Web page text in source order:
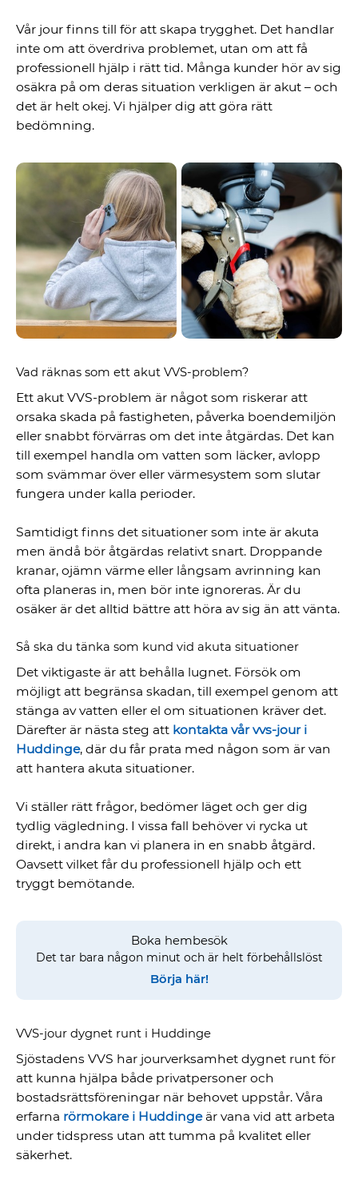
Vår jour finns till för att skapa trygghet. Det handlar
inte om att överdriva problemet, utan om att få
professionell hjälp i rätt tid. Många kunder hör av sig
osäkra på om deras situation verkligen är akut – och
det är helt okej. Vi hjälper dig att göra rätt
bedömning.
Vad räknas som ett akut VVS-problem?
Ett akut VVS-problem är något som riskerar att
orsaka skada på fastigheten, påverka boendemiljön
eller snabbt förvärras om det inte åtgärdas. Det kan
till exempel handla om vatten som läcker, avlopp
som svämmar över eller värmesystem som slutar
fungera under kalla perioder.
Samtidigt finns det situationer som inte är akuta
men ändå bör åtgärdas relativt snart. Droppande
kranar, ojämn värme eller långsam avrinning kan
ofta planeras in, men bör inte ignoreras. Är du
osäker är det alltid bättre att höra av sig än att vänta.
Så ska du tänka som kund vid akuta situationer
Det viktigaste är att behålla lugnet. Försök om
möjligt att begränsa skadan, till exempel genom att
stänga av vatten eller el om situationen kräver det.
Därefter är nästa steg att kontakta vår vvs-jour i
Huddinge, där du får prata med någon som är van
att hantera akuta situationer.
Vi ställer rätt frågor, bedömer läget och ger dig
tydlig vägledning. I vissa fall behöver vi rycka ut
direkt, i andra kan vi planera in en snabb åtgärd.
Oavsett vilket får du professionell hjälp och ett
tryggt bemötande.
Boka hembesök
Det tar bara någon minut och är helt förbehållslöst
Börja här!
VVS-jour dygnet runt i Huddinge
Sjöstadens VVS har jourverksamhet dygnet runt för
att kunna hjälpa både privatpersoner och
bostadsrättsföreningar när behovet uppstår. Våra
erfarna rörmokare i Huddingeär vana vid att arbeta
under tidspress utan att tumma på kvalitet eller
säkerhet.